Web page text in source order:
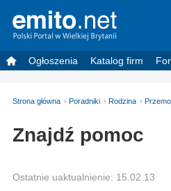
Ogłoszenia Katalog firm
Strona główna Poradniki Rodzina
Znajdź pomoc
Ostatnie uaktualnienie: 15.02.13